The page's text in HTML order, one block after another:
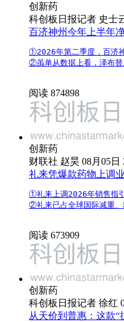
创新药
科创板日报记者 史士
百济神州今年上半年
①2026年第二季度，百济
②虽单从数据上看，泽布替
阅读 874898
创新药
财联社 赵昊 08月05日
礼来凭爆款药物上调
①礼来上调2026年销售指
②礼来已占全球国际减重
阅读 673909
创新药
科创板日报记者 徐红
从天价到普惠：这款